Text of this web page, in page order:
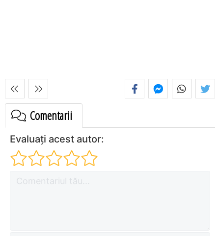
Comentarii
Evaluați acest autor: